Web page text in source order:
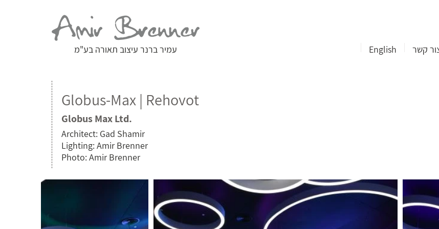
עמיר ברנר עיצוב תאורה בע"מ קשר English
Globus-Max | Rehovot
Globus Max Ltd.
Architect: Gad Shamir
Lighting: Amir Brenner
Photo: Amir Brenner